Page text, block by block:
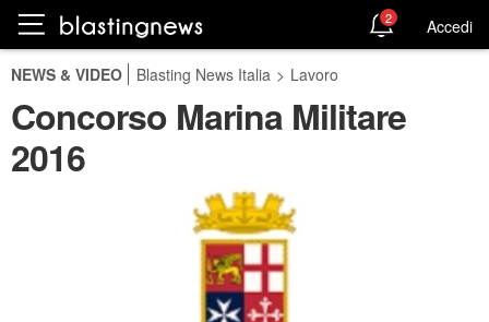
2 Accedi
NEWS & VIDEO Blasting News Italia > Lavoro
Concorso Marina Militare
2016